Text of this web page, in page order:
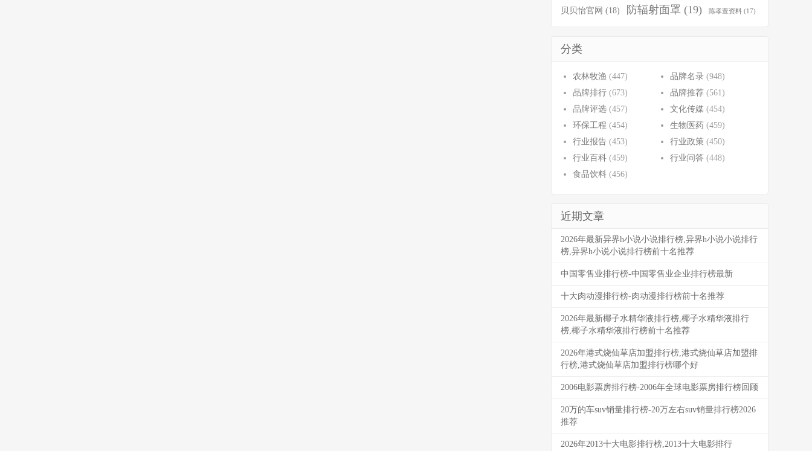
贝贝怡官网 (18) 防辐射面罩 (19) 陈孝萱资料 (17)
分类
农林牧渔 (447) 品牌名录 (948)
品牌排行 (673) 品牌推荐 (561)
品牌评选 (457) 文化传媒 (454)
环保工程 (454) 生物医药 (459)
行业报告 (453) 行业政策 (450)
行业百科 (459) 行业问答 (448)
食品饮料 (456)
近期文章
2026年最新异界h小说小说排行榜,异界h小说小说排行
榜,异界h小说小说排行榜前十名推荐
中国零售业排行榜-中国零售业企业排行榜最新
十大肉动漫排行榜-肉动漫排行榜前十名推荐
2026年最新椰子水精华液排行榜,椰子水精华液排行
榜,椰子水精华液排行榜前十名推荐
2026年港式烧仙草店加盟排行榜,港式烧仙草店加盟排
行榜,港式烧仙草店加盟排行榜哪个好
2006电影票房排行榜-2006年全球电影票房排行榜回顾
20万的车suv销量排行榜-20万左右suv销量排行榜2026
推荐
2026年2013十大电影排行榜,2013十大电影排行